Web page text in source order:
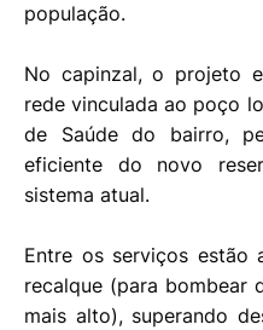
população.
No capinzal, o projeto
rede vinculada ao poço
de Saúde do bairro,
eficiente do novo
sistema atual.
Entre os serviços estão
recalque (para bombear
mais alto), superando